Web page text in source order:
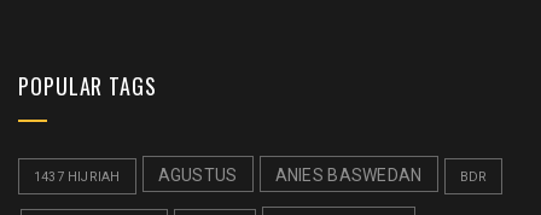
POPULAR TAGS
1437 HIJRIAH AGUSTUS ANIES BASWEDAN BDR